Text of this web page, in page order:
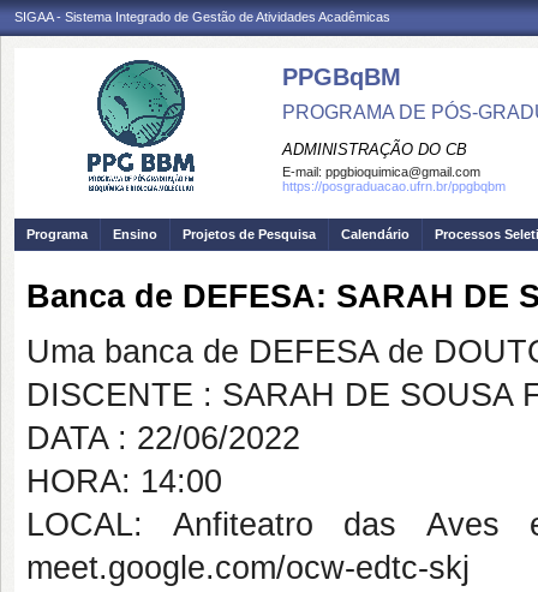
SIGAA - Sistema Integrado de Gestão de Atividades Acadêmicas
PPGBqBM
PROGRAMA DE PÓS-
ADMINISTRAÇÃO DO CB
E-mail: ppgbioquimica@gmail.com
https://posgraduacao.ufrn.br/ppgbqbm
Programa Ensino Projetos de Pesquisa Calendário Processos
Banca de DEFESA: SARAH DE
Uma banca de DEFESA de
DISCENTE : SARAH DE SOUSA
DATA : 22/06/2022
HORA: 14:00
LOCAL: Anfiteatro das Aves
meet.google.com/ocw-edtc-skj